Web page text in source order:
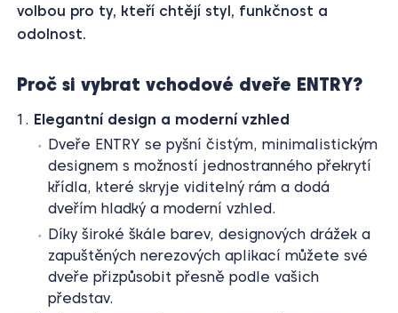
volbou pro ty, kteří chtějí styl, funkčnost a
odolnost.
Proč si vybrat vchodové dveře ENTRY?
Elegantní design a moderní vzhled
Dveře ENTRY se pyšní čistým, minimalistickým
designem s možností jednostranného překrytí
křídla, které skryje viditelný rám a dodá
dveřím hladký a moderní vzhled.
Díky široké škále barev, designových drážek a
zapuštěných nerezových aplikací můžete své
dveře přizpůsobit přesně podle vašich
představ.